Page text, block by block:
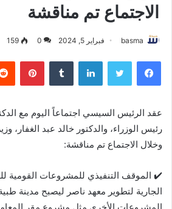
الاجتماع تم مناقشة
basma فبراير 5, 2024 0
159
فيسبوك تويتر لينكدإن
عقد الرئيس السيسي اجتماعاً اليوم مع
رئيس الوزراء، والدكتور خالد عبد الغفار،
وخلال الاجتماع تم مناقشة:
✔️ الموقف التنفيذي للمشروعات القومية
الجارية لتطوير معهد ناصر ليصبح مدينة